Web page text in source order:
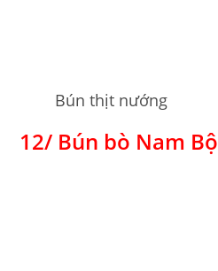
Bún thịt nướng
12/ Bún bò Nam Bộ